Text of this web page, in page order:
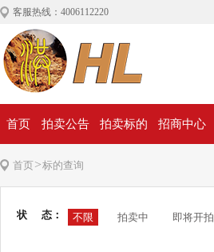
客服热线：4006112220
首页 拍卖公告 拍卖标的 招商中心
首页>标的查询
状 态： 不限 拍卖中 即将开拍